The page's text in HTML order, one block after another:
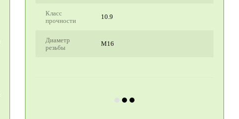
Класс
прочности
10.9
Диаметр
резьбы
М16